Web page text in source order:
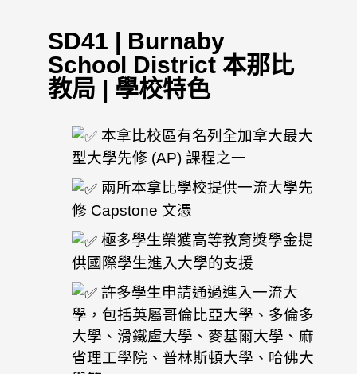
SD41 | Burnaby
School District 本那比
教局 | 學校特色
本拿比校區有名列全加拿大最大
型大學先修 (AP) 課程之一
兩所本拿比學校提供一流大學先
修 Capstone 文憑
極多學生榮獲高等教育獎學金提
供國際學生進入大學的支援
許多學生申請通過進入一流大
學，包括英屬哥倫比亞大學、多倫多
大學、滑鐵盧大學、麥基爾大學、麻
省理工學院、 普林斯頓大學、哈佛大